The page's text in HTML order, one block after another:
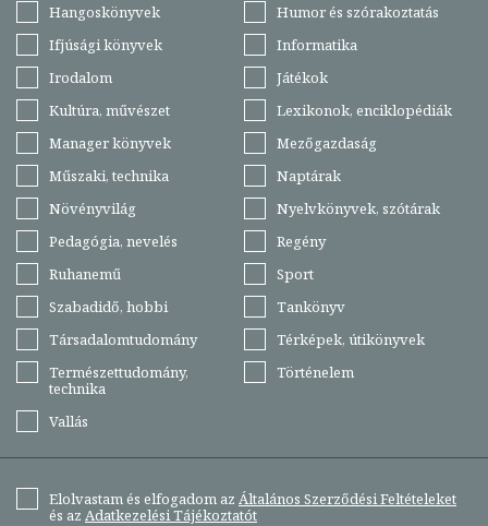
Hangoskönyvek
Humor és szórakoztatás
Ifjúsági könyvek
Informatika
Irodalom
Játékok
Kultúra, művészet
Lexikonok, enciklopédiák
Manager könyvek
Mezőgazdaság
Műszaki, technika
Naptárak
Növényvilág
Nyelvkönyvek, szótárak
Pedagógia, nevelés
Regény
Ruhanemű
Sport
Szabadidő, hobbi
Tankönyv
Társadalomtudomány
Térképek, útikönyvek
Természettudomány,
technika
Történelem
Vallás
Elolvastam és elfogadom az Általános Szerződési Feltételeket
és az Adatkezelési Tájékoztatót